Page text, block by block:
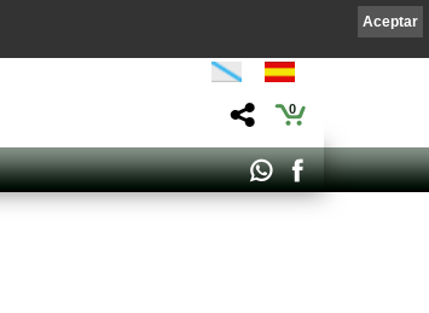
0
Aceptar